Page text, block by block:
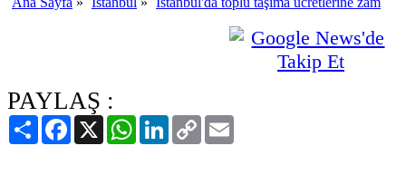
PAYLAŞ :
PaylaşFacebook
X WhatsAppLinkedIn
Copy
Link